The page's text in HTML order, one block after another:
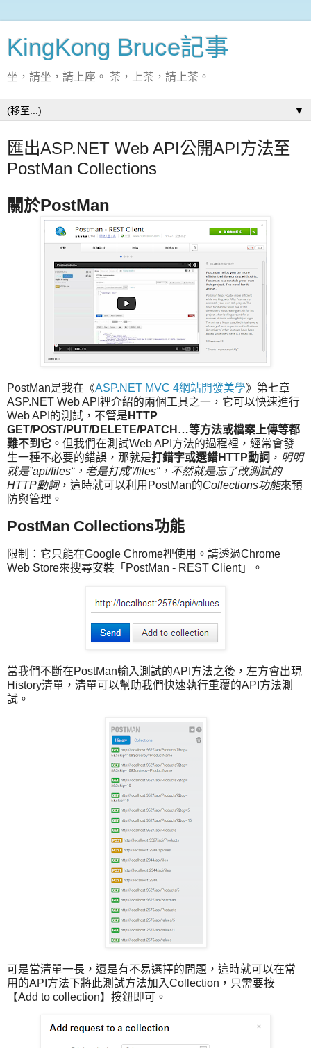
KingKong Bruce記事
坐，請坐，請上座。 茶，上茶，請上茶。
▼
匯出ASP.NET Web API公開API方法至
PostMan Collections
關於PostMan
PostMan是我在《ASP.NET MVC 4網站開發美學》第七章
ASP.NET Web API裡介紹的兩個工具之一，它可以快速進行
Web API的測試，不管是 HTTP
GET/POST/PUT/DELETE/PATCH…等方法或檔案上傳等都
難不到它 。但我們在測試Web API方法的過程裡，經常會發
生一種不必要的錯誤，那就是打錯字或選錯HTTP動詞 ， 明明
就是”api/files“，老是打成”/files“，不然就是忘了改測試的
HTTP動詞，這時就可以利用PostMan的Collections功能來預
防與管理。
PostMan Collections功能
限制：它只能在Google Chrome裡使用。請透過Chrome
Web Store來搜尋安裝「PostMan - REST Client」。
當我們不斷在PostMan輸入測試的API方法之後，左方會出現
History清單，清單可以幫助我們快速執行重覆的API方法測
試。
可是當清單一長，還是有不易選擇的問題，這時就可以在常
用的API方法下將此測試方法加入Collection，只需要按
【Add to collection】按鈕即可。